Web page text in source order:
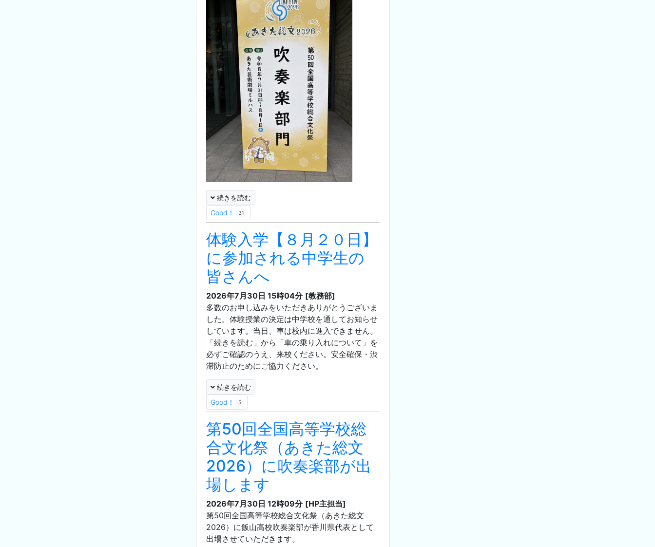
続きを読む
Good！
31
体験入学【８月２０日】
に参加される中学生の
皆さんへ
2026年7月30日 15時04分 [教務部]
多数のお申し込みをいただきありがとうございま
した。体験授業の決定は中学校を通してお知らせ
しています。当日、車は校内に進入できません。
「続きを読む」から「車の乗り入れについて」を
必ずご確認のうえ、来校ください。安全確保・渋
滞防止のためにご協力ください。
続きを読む
Good！
5
第50回全国高等学校総
合文化祭（あきた総文
2026）に吹奏楽部が出
場します
2026年7月30日 12時09分 [HP主担当]
第50回全国高等学校総合文化祭（あきた総文
2026）に飯山高校吹奏楽部が香川県代表として
出場させていただきます。